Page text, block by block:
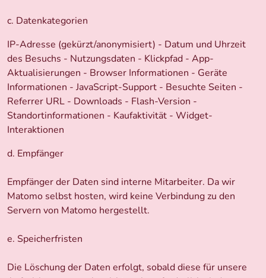
c. Datenkategorien
IP-Adresse (gekürzt/anonymisiert) - Datum und Uhrzeit
des Besuchs - Nutzungsdaten - Klickpfad - App-
Aktualisierungen - Browser Informationen - Geräte
Informationen - JavaScript-Support - Besuchte Seiten -
Referrer URL - Downloads - Flash-Version -
Standortinformationen - Kaufaktivität - Widget-
Interaktionen
d. Empfänger
Empfänger der Daten sind interne Mitarbeiter. Da wir
Matomo selbst hosten, wird keine Verbindung zu den
Servern von Matomo hergestellt.
e. Speicherfristen
Die Löschung der Daten erfolgt, sobald diese für unsere